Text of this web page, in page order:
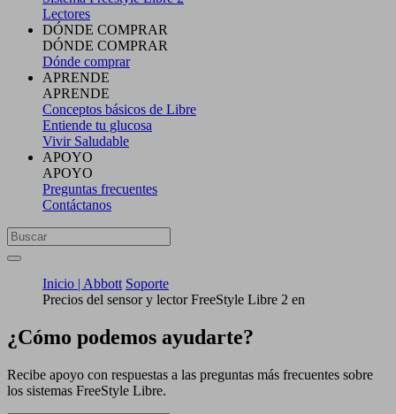
Lectores
DÓNDE COMPRAR
DÓNDE COMPRAR
Dónde comprar
APRENDE
APRENDE
Conceptos básicos de Libre
Entiende tu glucosa
Vivir Saludable
APOYO
APOYO
Preguntas frecuentes
Contáctanos
Inicio | Abbott Soporte
Precios del sensor y lector FreeStyle Libre 2 en
¿Cómo podemos ayudarte?
Recibe apoyo con respuestas a las preguntas más frecuentes sobre
los sistemas FreeStyle Libre.